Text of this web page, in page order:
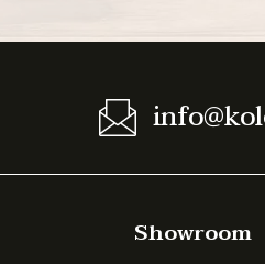
Showroom